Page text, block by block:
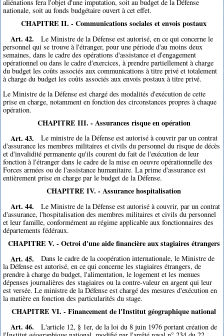
aliénations fera l'objet d'une imputation, soit au budget de la Défense
nationale, soit au fonds budgétaire ouvert à cet effet.
CHAPITRE II. - Communications sociales et envois postaux
Art. 42.
Le Ministre de la Défense est autorisé, en ce qui concerne le
personnel qui se trouve à l'étranger, pour une période d'au moins deux
semaines, dans le cadre des opérations d'assistance et d'engagement
opérationnel ou dans le cadre d'exercices, à prendre partiellement à charge
du budget les coûts associés aux communications à titre privé et totalement
à charge du budget les coûts associés aux envois postaux à titre privé.
Le Ministre de la Défense est chargé des modalités d'exécution de cette
prise en charge, notamment en fonction des circonstances propres à chaque
opération.
CHAPITRE III. - Assurances risque en opération
Art. 43.
Le ministre de la Défense est autorisé à couvrir par un contrat
d'assurance les membres militaires et civils du personnel du risque de décès
et d'invalidité permanente qu'ils courent du fait de l'exécution de leur
fonction à l'étranger dans le cadre de la mise en oeuvre opérationnelle des
Forces armées ou de l'assistance humanitaire. La prime d'assurance est
entièrement prise en charge par le budget de la Défense.
CHAPITRE IV. - Assurance hospitalisation
Art. 44.
Le Ministre de la Défense est autorisé à couvrir, par un contrat
d'assurance, l'hospitalisation des membres militaires et civils du personnel
et leur famille, conformément au régime applicable aux fonctionnaires des
départements fédéraux.
CHAPITRE V. - Octroi d'une aide financière aux stagiaires étrangers
Art. 45.
Dans le cadre de la coopération internationale, le Ministre de
la Défense est autorisé, en ce qui concerne les stagiaires étrangers, de
prendre à charge du budget, l'alimentation, le logement et les menues
dépenses journalières des stagiaires ou la contre-valeur en argent qui leur
est versée. Le ministre de la Défense est chargé des mesures d'exécution en
la matière en fonction des particularités du stage.
CHAPITRE VI. - Financement de l'Institut géographique national
Art. 46.
L'article 12, § 1er, de la loi du 8 juin 1976 portant création de